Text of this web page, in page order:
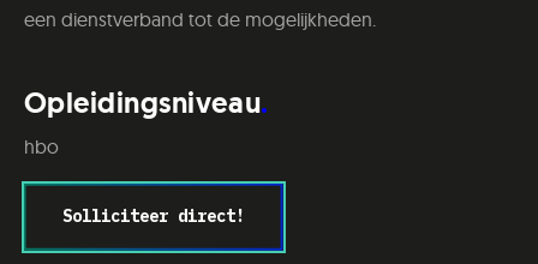
een dienstverband tot de mogelijkheden.
Opleidingsniveau
hbo
Solliciteer direct!